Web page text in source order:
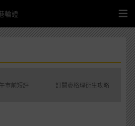
輪證
市前短評 訂閱麥格理衍生攻略